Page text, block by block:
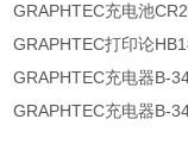
GRAPHTEC充电池
GRAPHTEC打印论
GRAPHTEC充电器B-
GRAPHTEC充电器B-